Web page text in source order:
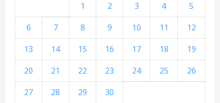
1 2 3 4
5
6
7 8 9 10 11
12
13
14 15 16 17 18
19
20
21 22 23 24 25
26
27
28 29
30